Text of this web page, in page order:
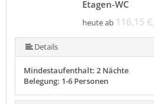
Etagen-WC
heute ab 116,15 €
Details
Mindestaufenthalt: 2 Nächte
Belegung: 1-6 Personen